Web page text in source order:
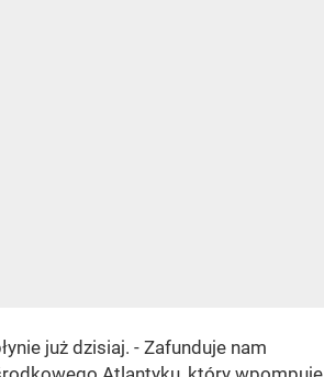
już dzisiaj. - Zafunduje nam